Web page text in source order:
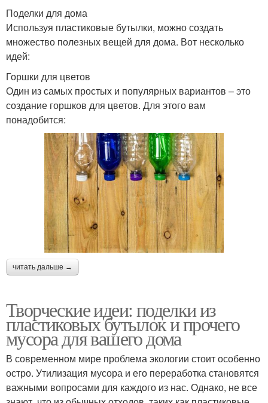
Поделки для дома
Используя пластиковые бутылки, можно создать
множество полезных вещей для дома. Вот несколько
идей:
Горшки для цветов
Один из самых простых и популярных вариантов – это
создание горшков для цветов. Для этого вам
понадобится:
читать дальше →
Творческие идеи: поделки из
пластиковых бутылок и прочего
мусора для вашего дома
В современном мире проблема экологии стоит особенно
остро. Утилизация мусора и его переработка становятся
важными вопросами для каждого из нас. Однако, не все